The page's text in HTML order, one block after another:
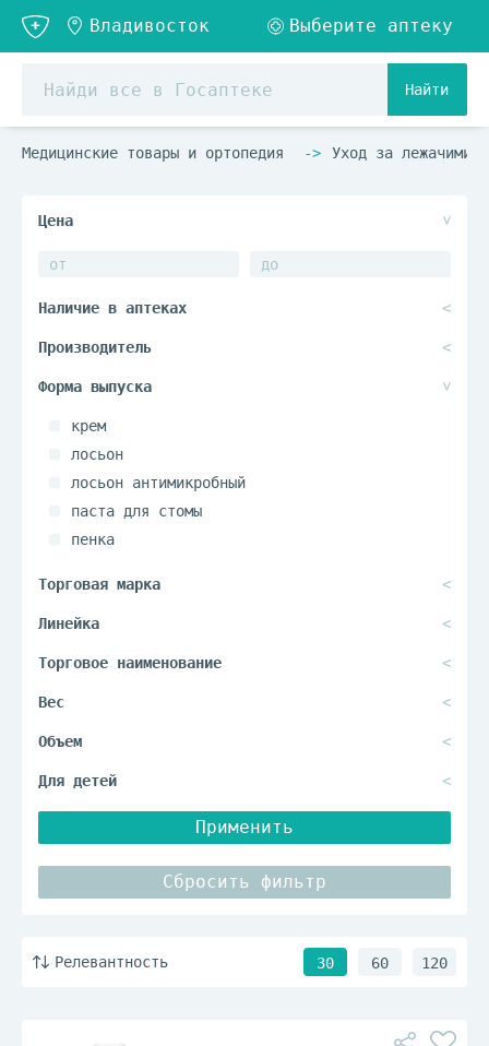
Найти
Медицинские товары и ортопедия Уход за лежачими
крем
лосьон
лосьон антимикробный
паста для стомы
пенка
Применить
Сбросить фильтр
Релевантность 30 60 120